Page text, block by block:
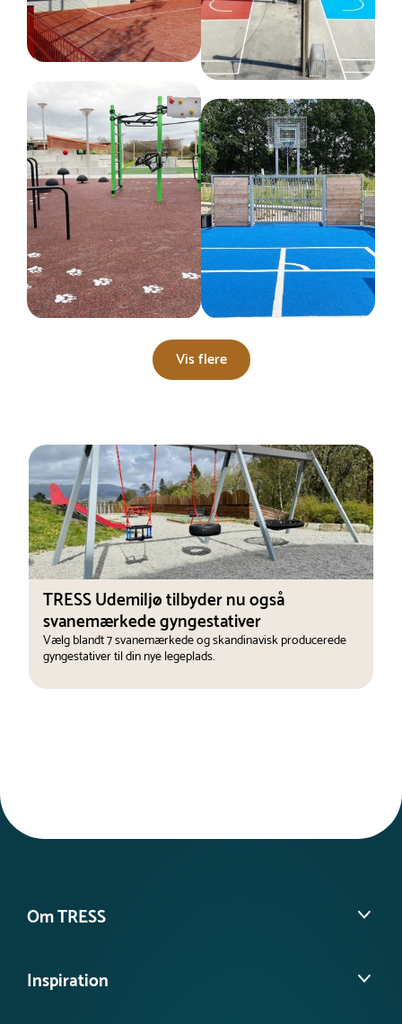
Vis flere
TRESS Udemiljø tilbyder nu også
svanemærkede gyngestativer
Vælg blandt 7 svanemærkede og skandinavisk producerede
gyngestativer til din nye legeplads.
Om TRESS
Vores historie
Inspiration